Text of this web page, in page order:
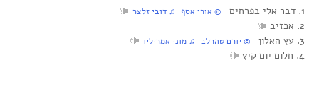
1. דבר אלי בפרחים © אורי אסף ♫ דובי זלצר
2. אכזיב
3. עץ האלון
© יורם טהרלב ♫ מוני אמריליו
4. חלום יום קיץ